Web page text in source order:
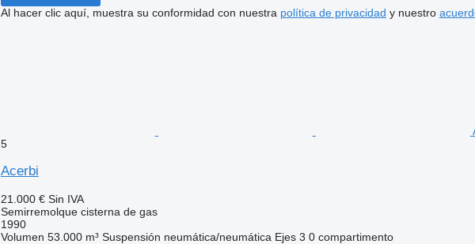
Al hacer clic aquí, muestra su conformidad con nuestra política de privacidad y nuestro
5
Acerbi
21.000 € Sin IVA
Semirremolque cisterna de gas
1990
Volumen 53.000 m³ Suspensión neumática/neumática Ejes 3 0 compartimento